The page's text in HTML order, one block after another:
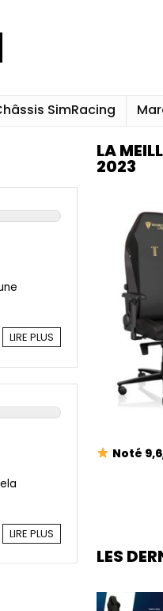
SimRacing
LIRE PLUS
LIRE PLUS
LA
2023
Noté
LES